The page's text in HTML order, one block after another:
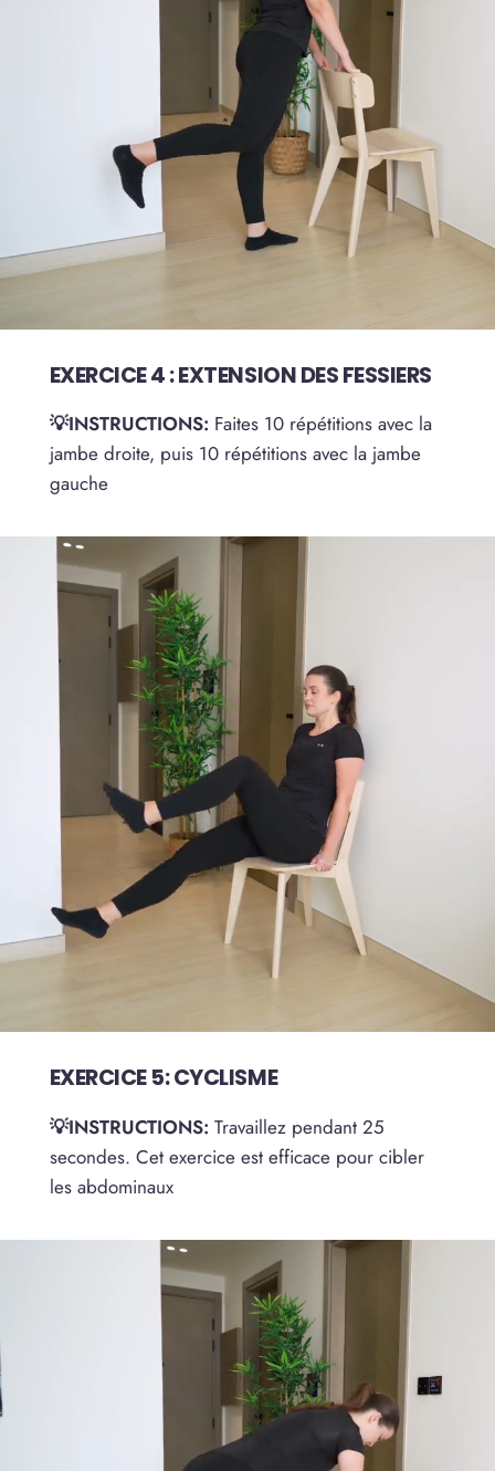
EXERCICE 4 : EXTENSION DES FESSIERS
💡INSTRUCTIONS: Faites 10 répétitions avec la
jambe droite, puis 10 répétitions avec la jambe
gauche
EXERCICE 5: CYCLISME
💡INSTRUCTIONS: Travaillez pendant 25
secondes. Cet exercice est efficace pour cibler
les abdominaux